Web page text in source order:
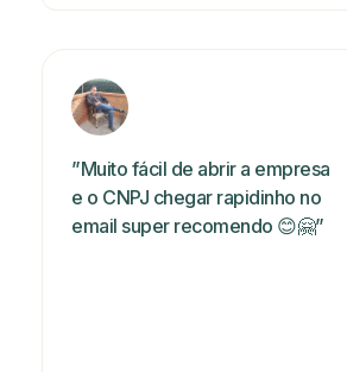
”Muito fácil de abrir a empresa
e o CNPJ chegar rapidinho no
email super recomendo 😊🤗”